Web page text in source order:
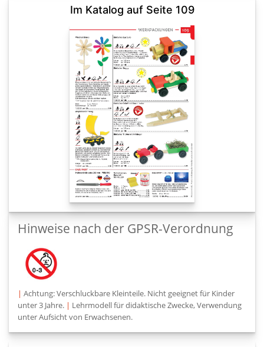
Im Katalog auf Seite 109
Hinweise nach der GPSR-Verordnung
| Achtung: Verschluckbare Kleinteile. Nicht geeignet für Kinder
unter 3 Jahre. | Lehrmodell für didaktische Zwecke, Verwendung
unter Aufsicht von Erwachsenen.